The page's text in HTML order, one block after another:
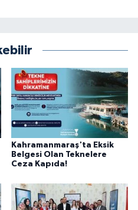
Kahramanmaraş'ta Eksik
Belgesi Olan Teknelere
Ceza Kapıda!